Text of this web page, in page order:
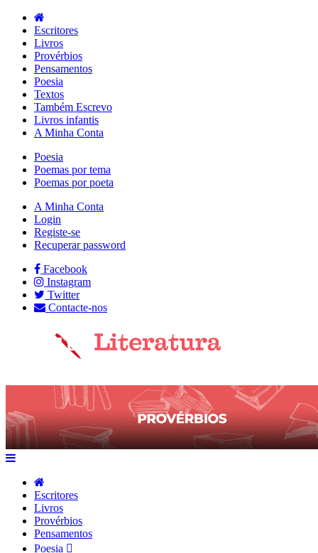
Escritores
Livros
Provérbios
Pensamentos
Poesia
Textos
Também Escrevo
Livros infantis
A Minha Conta
Poesia
Poemas por tema
Poemas por poeta
A Minha Conta
Login
Registe-se
Recuperar password
Facebook
Instagram
Twitter
Contacte-nos
Escritores
Livros
Provérbios
Pensamentos
Poesia